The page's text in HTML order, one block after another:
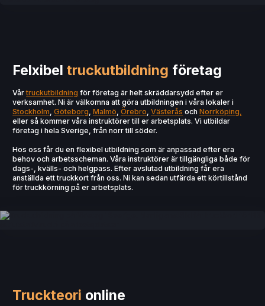
Felxibeltruckutbildning företag
Vårtruckutbildning för företag är helt skräddarsydd efter er
verksamhet. Ni är välkomna att göra utbildningen i våra lokaler i
Stockholm,Göteborg,Malmö,Örebro,Västerås ochNorrköping,
eller så kommer våra instruktörer till er arbetsplats. Vi utbildar
företag i hela Sverige, från norr till söder.
Hos oss får du en flexibel utbildning som är anpassad efter era
behov och arbetsscheman. Våra instruktörer är tillgängliga både för
dags-, kvälls- och helgpass. Efter avslutad utbildning får era
anställda ett truckkort från oss. Ni kan sedan utfärda ett körtillstånd
för truckkörning på er arbetsplats.
Truckteori online